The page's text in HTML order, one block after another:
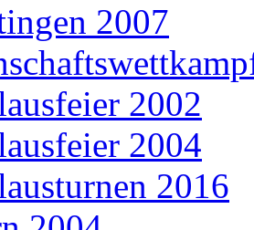
2007
2002
2004
2016